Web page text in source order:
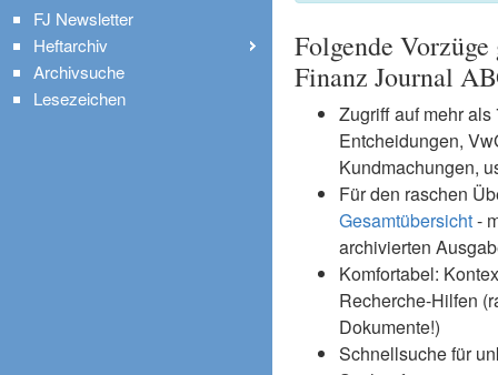
Folgende
Finanz Journal
Zugriff auf mehr
Entcheidungen,
Kundmachungen,
Für den raschen
Gesamtübersicht-
archivierten
Komfortabel:
Recherche-Hilfen
Dokumente!)
Schnellsuche für
FJ Newsletter
Heftarchiv
Archivsuche
Lesezeichen